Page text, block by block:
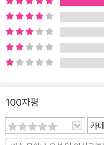
된 생각, 시로 만난 하루, 시를
을 둘렀습니다. 요컨대 시집
나 분명한 것 하나, 시인에게
편 한 편 당연 길지 않은 분량
편씩 가벼이 읽으면 딱이겠
력을 뜯듯 다이어리를 넘기
계가 우리의 사계(四季)가
도 좋은 책, 따라 읽으면 더 좋을 책! 제철 음식만 있나,
있지, 그런 마음으로 시작한
100자평
카